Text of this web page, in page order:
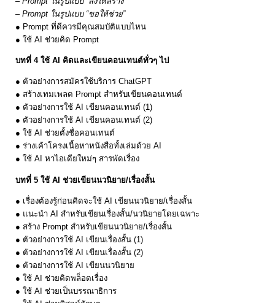
– Prompt ในรูปแบบ “ขอให้ช่วย”
● Prompt ที่ดีควรมีคุณสมบัติแบบไหน
● ใช้ AI ช่วยคิด Prompt
บทที่ 4 ใช้ AI คิดและเขียนคอนเทนต์ทั่วๆ ไป
● ตัวอย่างการสมัครใช้บริการ ChatGPT
● สร้างเทมเพลต Prompt สำหรับเขียนคอนเทนต์
● ตัวอย่างการใช้ AI เขียนคอนเทนต์ (1)
● ตัวอย่างการใช้ AI เขียนคอนเทนต์ (2)
● ใช้ AI ช่วยตั้งชื่อคอนเทนต์
● ร่างเค้าโครงเนื้อหาหนังสือทั้งเล่มด้วย AI
● ใช้ AI หาไอเดียใหม่ๆ สารพัดเรื่อง
บทที่ 5 ใช้ AI ช่วยเขียนนวนิยาย/เรื่องสั้น
● เรื่องต้องรู้ก่อนคิดจะใช้ AI เขียนนวนิยาย/เรื่องสั้น
● แนะนำ AI สำหรับเขียนเรื่องสั้น/นวนิยายโดยเฉพาะ
● สร้าง Prompt สำหรับเขียนนวนิยาย/เรื่องสั้น
● ตัวอย่างการใช้ AI เขียนเรื่องสั้น (1)
● ตัวอย่างการใช้ AI เขียนเรื่องสั้น (2)
● ตัวอย่างการใช้ AI เขียนนวนิยาย
● ใช้ AI ช่วยคิดพล็อตเรื่อง
● ใช้ AI ช่วยเป็นบรรณาธิการ